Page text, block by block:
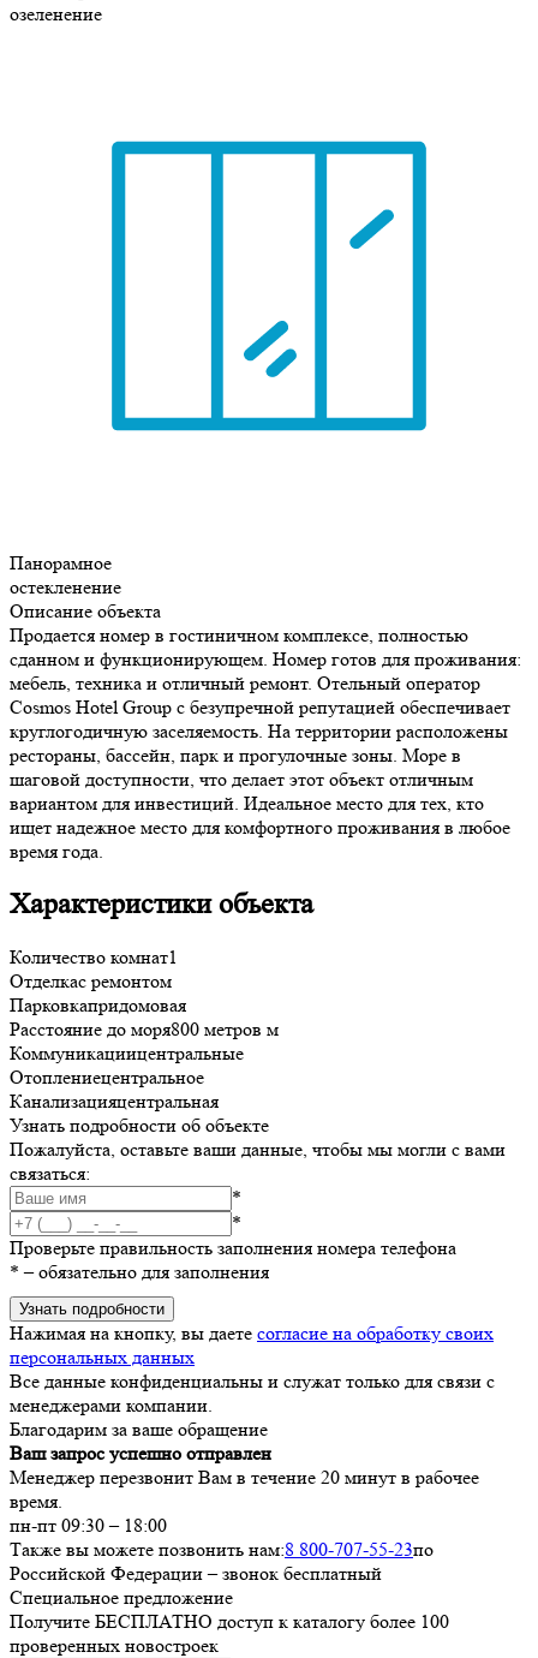
озеленение
Панорамное
остекленение
Описание объекта
Продается номер в гостиничном комплексе, полностью
сданном и функционирующем. Номер готов для проживания:
мебель, техника и отличный ремонт. Отельный оператор
Cosmos Hotel Group с безупречной репутацией обеспечивает
круглогодичную заселяемость. На территории расположены
рестораны, бассейн, парк и прогулочные зоны. Море в
шаговой доступности, что делает этот объект отличным
вариантом для инвестиций. Идеальное место для тех, кто
ищет надежное место для комфортного проживания в любое
время года.
Характеристики объекта
Количество комнат1
Отделкас ремонтом
Парковкапридомовая
Расстояние до моря800 метров м
Коммуникациицентральные
Отоплениецентральное
Канализацияцентральная
Узнать подробности об объекте
Пожалуйста, оставьте ваши данные, чтобы мы могли с вами
связаться:
*
*
Проверьте правильность заполнения номера телефона
* – обязательно для заполнения
Узнать подробности
Нажимая на кнопку, вы даете согласие на обработку своих
персональных данных
Все данные конфиденциальны и служат только для связи с
менеджерами компании.
Благодарим за ваше обращение
Ваш запрос успешно отправлен
Менеджер перезвонит Вам в течение 20 минут в рабочее
время.
пн-пт 09:30 – 18:00
Также вы можете позвонить нам:8 800-707-55-23по
Российской Федерации – звонок бесплатный
Специальное предложение
Получите БЕСПЛАТНО доступ к каталогу более 100
проверенных новостроек